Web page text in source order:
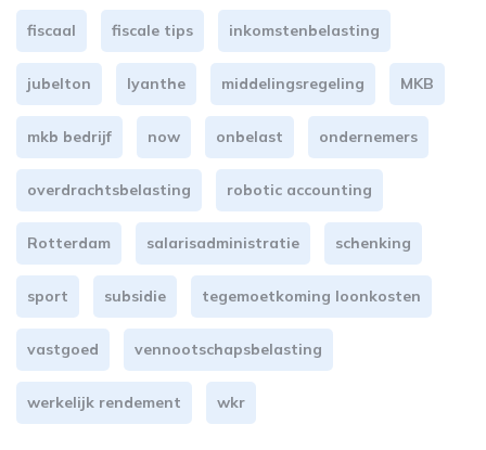
fiscaal fiscale tips inkomstenbelasting
jubelton lyanthe middelingsregeling MKB
mkb bedrijf now onbelast ondernemers
overdrachtsbelasting robotic accounting
Rotterdam salarisadministratie schenking
sport subsidie tegemoetkoming loonkosten
vastgoed vennootschapsbelasting
werkelijk rendement wkr